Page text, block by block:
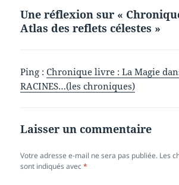
Une réflexion sur «
Atlas des reflets célestes »
Ping :Chronique livre : La Magie
RACINES…(les chroniques)
Laisser un commentaire
Votre adresse e-mail ne sera pas publiée. Les
sont indiqués avec*